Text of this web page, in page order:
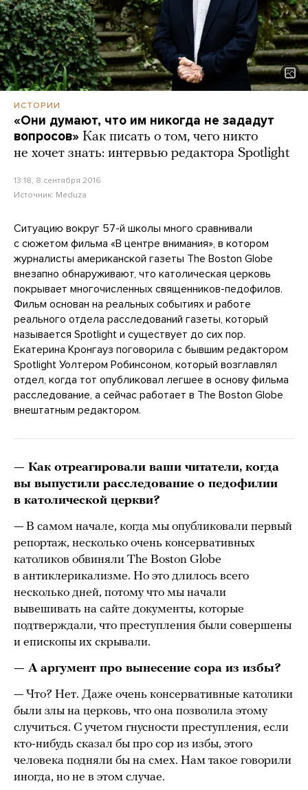
ИСТОРИИ
«Они думают, что им никогда не зададут
вопросов» Как писать о том, чего никто
не хочет знать: интервью редактора Spotlight
13:18, 8 сентября 2016
Источник: Meduza
Ситуацию вокруг 57-й школы много сравнивали
с сюжетом фильма «В центре внимания», в котором
журналисты американской газеты The Boston Globe
внезапно обнаруживают, что католическая церковь
покрывает многочисленных священников-педофилов.
Фильм основан на реальных событиях и работе
реального отдела расследований газеты, который
называется Spotlight и существует до сих пор.
Екатерина Кронгауз поговорила с бывшим редактором
Spotlight Уолтером Робинсоном, который возглавлял
отдел, когда тот опубликовал легшее в основу фильма
расследование, а сейчас работает в The Boston Globe
внештатным редактором.
— Как отреагировали ваши читатели, когда
вы выпустили расследование о педофилии
в католической церкви?
— В самом начале, когда мы опубликовали первый
репортаж, несколько очень консервативных
католиков обвиняли The Boston Globe
в антиклерикализме. Но это длилось всего
несколько дней, потому что мы начали
вывешивать на сайте документы, которые
подтверждали, что преступления были совершены
и епископы их скрывали.
— А аргумент про вынесение сора из избы?
— Что? Нет. Даже очень консервативные католики
были злы на церковь, что она позволила этому
случиться. С учетом гнусности преступления, если
кто-нибудь сказал бы про сор из избы, этого
человека подняли бы на смех. Нам такое говорили
иногда, но не в этом случае.